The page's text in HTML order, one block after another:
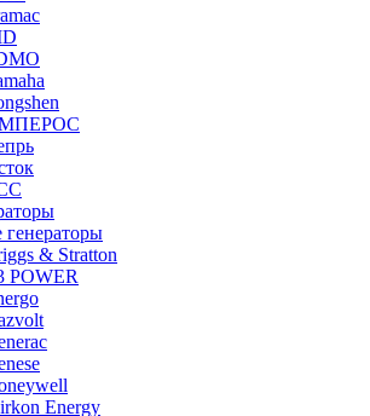
генераторы
& Stratton
POWER
Energy